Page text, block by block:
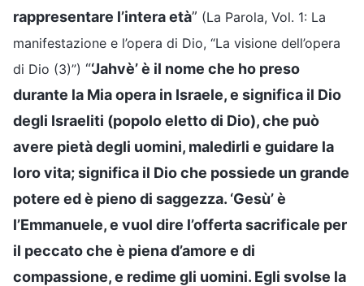
rappresentare l’intera età” (La Parola, Vol. 1: La
manifestazione e l’opera di Dio, “La visione dell’opera
di Dio (3)”) “‘Jahvè’ è il nome che ho preso
durante la Mia opera in Israele, e significa il Dio
degli Israeliti (popolo eletto di Dio), che può
avere pietà degli uomini, maledirli e guidare la
loro vita; significa il Dio che possiede un grande
potere ed è pieno di saggezza. ‘Gesù’ è
l’Emmanuele, e vuol dire l’offerta sacrificale per
il peccato che è piena d’amore e di
compassione, e redime gli uomini. Egli svolse la